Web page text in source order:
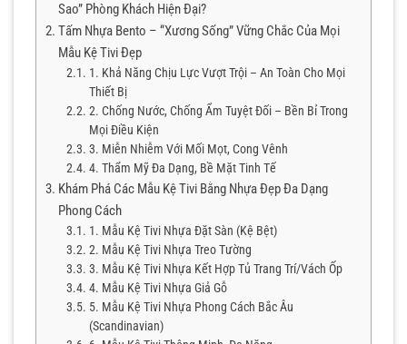
Sao” Phòng Khách Hiện Đại?
Tấm Nhựa Bento – “Xương Sống” Vững Chắc Của Mọi
Mẫu Kệ Tivi Đẹp
1. Khả Năng Chịu Lực Vượt Trội – An Toàn Cho Mọi
Thiết Bị
2. Chống Nước, Chống Ẩm Tuyệt Đối – Bền Bỉ Trong
Mọi Điều Kiện
3. Miễn Nhiễm Với Mối Mọt, Cong Vênh
4. Thẩm Mỹ Đa Dạng, Bề Mặt Tinh Tế
Khám Phá Các Mẫu Kệ Tivi Bằng Nhựa Đẹp Đa Dạng
Phong Cách
1. Mẫu Kệ Tivi Nhựa Đặt Sàn (Kệ Bệt)
2. Mẫu Kệ Tivi Nhựa Treo Tường
3. Mẫu Kệ Tivi Nhựa Kết Hợp Tủ Trang Trí/Vách Ốp
4. Mẫu Kệ Tivi Nhựa Giả Gỗ
5. Mẫu Kệ Tivi Nhựa Phong Cách Bắc Âu
(Scandinavian)